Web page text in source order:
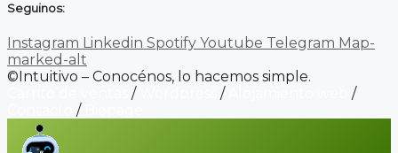
Seguinos:
Instagram Linkedin Spotify Youtube Telegram Map-
marked-alt
©Intuitivo – Conocénos, lo hacemos simple.
/ /
/
/